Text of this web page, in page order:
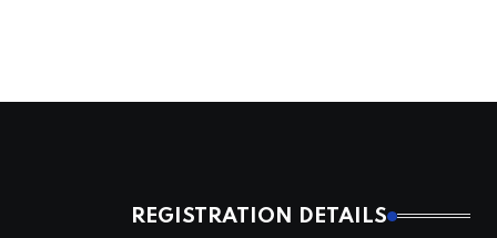
REGISTRATION DETAILS